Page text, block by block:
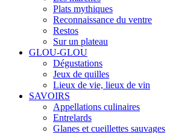
Plats mythiques
Reconnaissance du ventre
Restos
Sur un plateau
GLOU-GLOU
Dégustations
Jeux de quilles
Lieux de vie, lieux de vin
SAVOIRS
Appellations culinaires
Entrelards
Glanes et cueillettes sauvages